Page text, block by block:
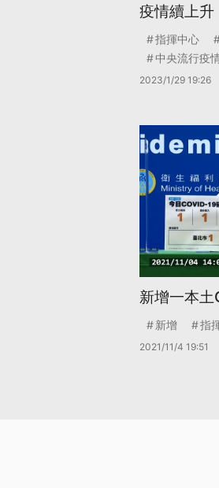
疫情續上升
指揮中心
中央流行疫
2023/1/29 19:26
新增一本
新增 指
2021/11/4 19:51